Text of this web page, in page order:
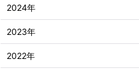
2024年
2023年
2022年